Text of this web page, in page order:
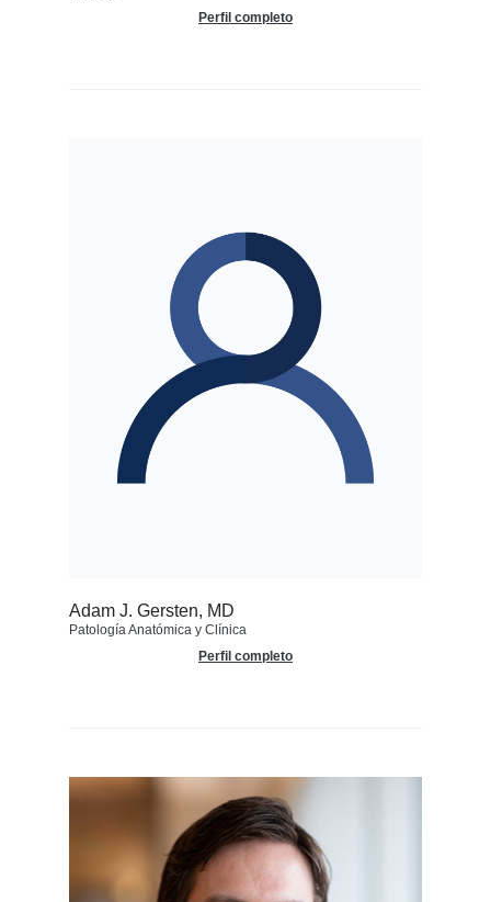
Perfil completo
Adam J. Gersten, MD
Patología Anatómica y Clínica
Perfil completo